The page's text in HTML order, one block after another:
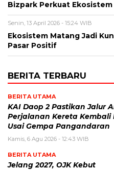
Bizpark Perkuat Ekosistem
Senin, 13 April 2026 - 15:24 WIB
Ekosistem Matang Jadi
Pasar Positif
BERITA TERBARU
BERITA UTAMA
KAI Daop 2 Pastikan Jalur
Perjalanan Kereta Kembali
Usai Gempa Pangandaran
Kamis, 6 Agu 2026 - 12:43 WIB
BERITA UTAMA
Jelang 2027, OJK Kebut